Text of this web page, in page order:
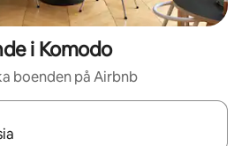
i Komodo
boenden på Airbnb
kan du navigera med upp- och